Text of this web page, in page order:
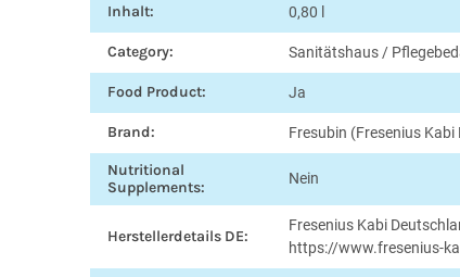
Inhalt: 0,80 l
Category: Sanitätshaus /
Food Product: Ja
Brand: Fresubin (Fresenius
Nutritional
Supplements:
Nein
Herstellerdetails DE:
Fresenius Kabi
https://www.fresenius-